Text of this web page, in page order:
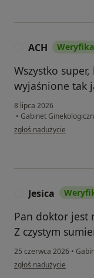
ACH
Wszystko
wyjaśnione tak
8 lipca 2026
• Gabinet
w opinii użytkownika ACH
zgłoś nadużycie
Jesica
Pan doktor jest
Z czystym
25 czerwca 2026 •
w opinii użytkownika
zgłoś nadużycie